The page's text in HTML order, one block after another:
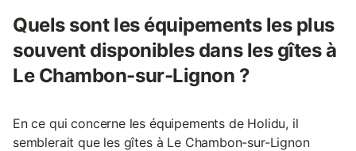
Quels sont les équipements les plus
souvent disponibles dans les gîtes à
Le Chambon-sur-Lignon ?
En ce qui concerne les équipements de Holidu, il
semblerait que les gîtes à Le Chambon-sur-Lignon